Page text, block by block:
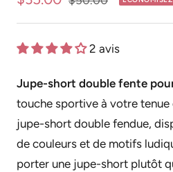
de
vente
normal
2 avis
Jupe-short double fente
touche sportive à votre
jupe-short double fendue,
de couleurs et de motifs
porter une jupe-short plutôt